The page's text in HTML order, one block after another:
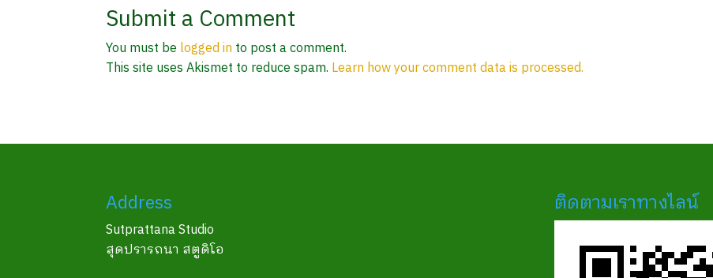
Submit a Comment
You must be logged into post a comment.
This site uses Akismet to reduce spam. Learn how your comment data is processed.
Address
Sutprattana Studio
สุดปรารถนา สตูดิโอ
ติดตามเราทางไลน์